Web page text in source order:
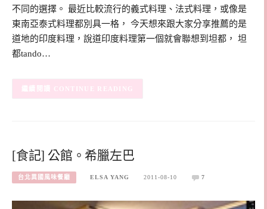
不同的選擇。 最近比較流行的義式料理、法式料理，或像是
東南亞泰式料理都別具一格， 今天想來跟大家分享推薦的是
道地的印度料理，說道印度料理第一個就會聯想到坦都， 坦
都tando…
CONTINUE READING
[食記] 公館。希臘左巴
台北異國風味餐廳 ELSA YANG 2011-08-10 7